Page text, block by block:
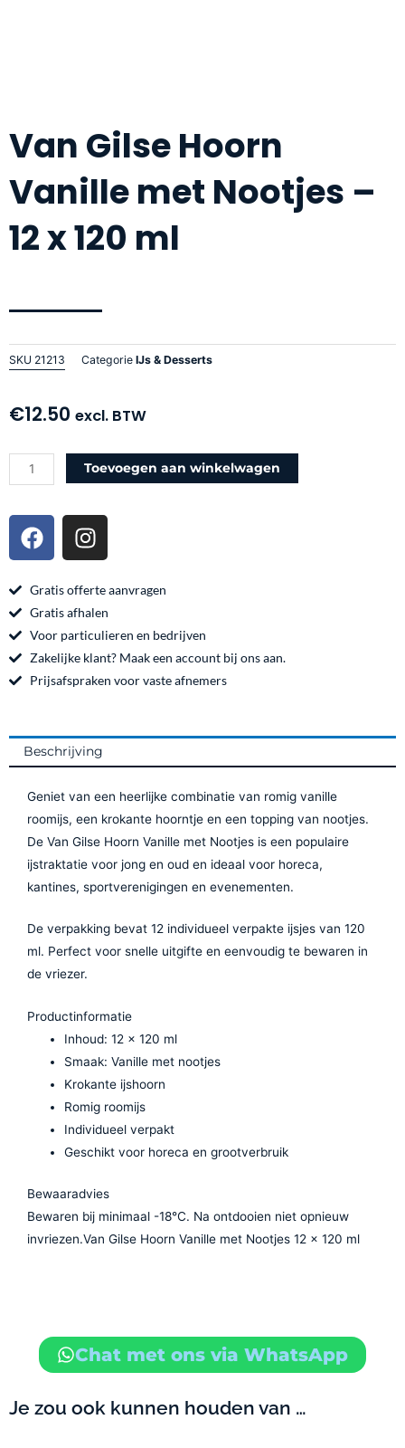
Van Gilse Hoorn
Vanille met Nootjes –
12 x 120 ml
SKU 21213 Categorie IJs & Desserts
€12.50 excl. BTW
Gilse
Vanille
met
–
12
x
120
ml
Toevoegen aan winkelwagen
F
a
e
b
o
o
k
I
n
t
a
g
r
a
Gratis offerte aanvragen
Gratis afhalen
Voor particulieren en bedrijven
Zakelijke klant? Maak een account bij ons aan.
Prijsafspraken voor vaste afnemers
Beschrijving
Geniet van een heerlijke combinatie van romig vanille
roomijs, een krokante hoorntje en een topping van nootjes.
De Van Gilse Hoorn Vanille met Nootjes is een populaire
ijstraktatie voor jong en oud en ideaal voor horeca,
kantines, sportverenigingen en evenementen.
De verpakking bevat 12 individueel verpakte ijsjes van 120
ml. Perfect voor snelle uitgifte en eenvoudig te bewaren in
de vriezer.
Productinformatie
Inhoud: 12 x 120 ml
Smaak: Vanille met nootjes
Krokante ijshoorn
Romig roomijs
Individueel verpakt
Geschikt voor horeca en grootverbruik
Bewaaradvies
Bewaren bij minimaal -18°C. Na ontdooien niet opnieuw
invriezen.Van Gilse Hoorn Vanille met Nootjes 12 x 120 ml
Chat met ons via WhatsApp
Je zou ook kunnen houden van …